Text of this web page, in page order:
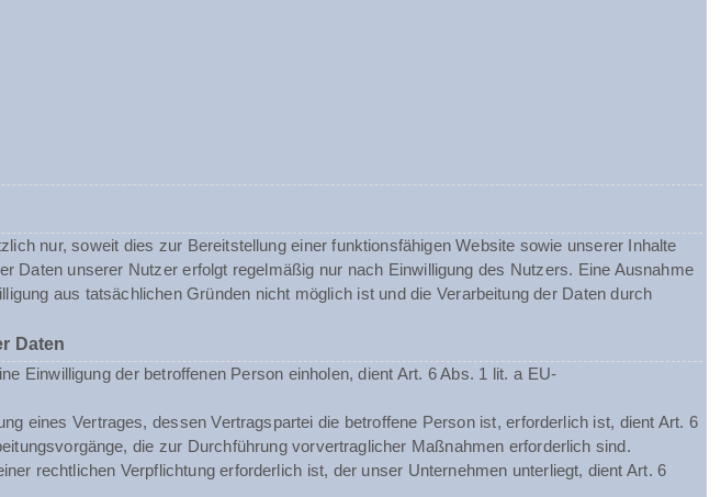
nur, soweit dies zur Bereitstellung einer funktionsfähigen Website sowie unserer Inhalte
Daten unserer Nutzer erfolgt regelmäßig nur nach Einwilligung des Nutzers. Eine Ausnahme
aus tatsächlichen Gründen nicht möglich ist und die Verarbeitung der Daten durch
Daten
Einwilligung der betroffenen Person einholen, dient Art. 6 Abs. 1 lit. a EU-
eines Vertrages, dessen Vertragspartei die betroffene Person ist, erforderlich ist, dient Art. 6
die zur Durchführung vorvertraglicher Maßnahmen erforderlich sind.
rechtlichen Verpflichtung erforderlich ist, der unser Unternehmen unterliegt, dient Art. 6